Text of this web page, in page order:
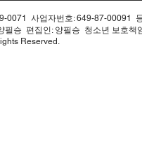
0071 사업자번호: 649-87-00091
필승 편집인: 양필승 청소년 보호
Reserved.